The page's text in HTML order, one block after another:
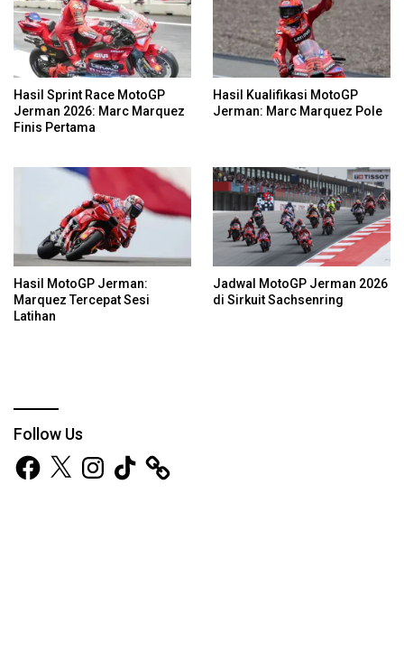
Hasil Sprint Race MotoGP
Jerman 2026: Marc Marquez
Finis Pertama
Hasil Kualifikasi MotoGP
Jerman: Marc Marquez Pole
Hasil MotoGP Jerman:
Marquez Tercepat Sesi
Latihan
Jadwal MotoGP Jerman 2026
di Sirkuit Sachsenring
Follow Us
Facebook
X Instagram
TikTok